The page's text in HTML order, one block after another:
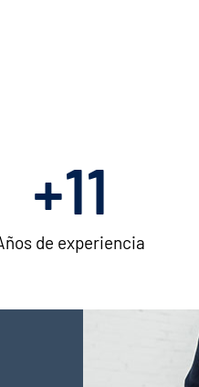
de experiencia
+14